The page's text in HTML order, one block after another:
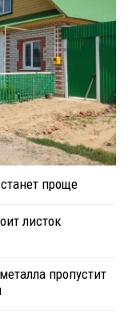
проще
листок
пропустит